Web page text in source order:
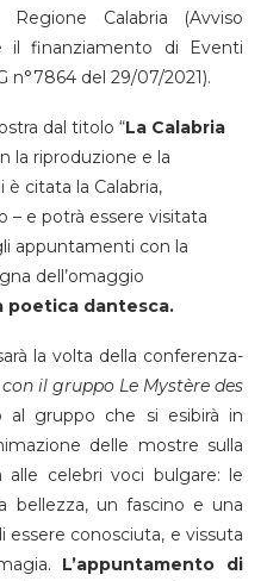
Calabria (Avviso
il finanziamento di Eventi
n°7864 del 29/07/2021).
dal titolo “La Calabria
la riproduzione e la
è citata la Calabria,
– e potrà essere visitata
appuntamenti con la
dell’omaggio
poetica dantesca.
la volta della conferenza-
con il gruppo Le Mystère des
al gruppo che si esibirà in
delle mostre sulla
alle celebri voci bulgare: le
bellezza, un fascino e una
conosciuta, e vissuta
L’appuntamento di